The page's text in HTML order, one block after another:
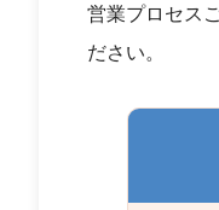
営業プロセス
ださい。